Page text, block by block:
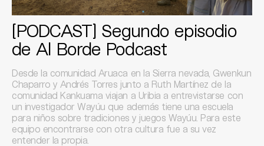
[PODCAST] Segundo episodio
de Al Borde Podcast
Desde la comunidad Aruaca en la Sierra nevada, Gwenkun
Chaparro y Andrés Torres junto a Ruth Martínez de la
comunidad Kankuama viajan a Uribia a entrevistarse con
un investigador Wayúu que además tiene una escuela
para niños sobre tradiciones y juegos Wayúu. Para este
equipo encontrarse con otra cultura fue a su vez
entender la propia.